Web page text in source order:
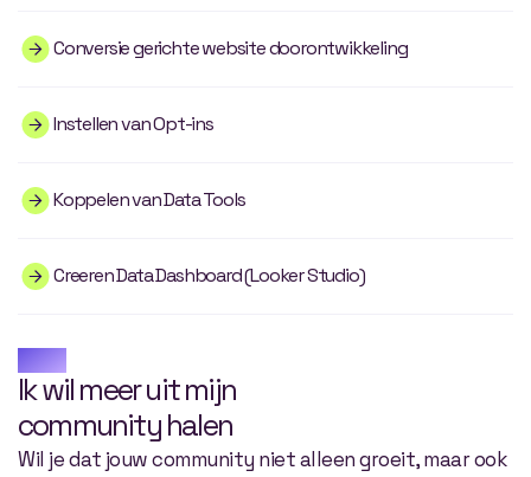
Conversie gerichte website doorontwikkeling
Instellen van Opt-ins
Koppelen van Data Tools
Creeren Data Dashboard (Looker Studio)
Fase 3
Ik wil meer uit mijn
community halen
Wil je dat jouw community niet alleen groeit, maar ook